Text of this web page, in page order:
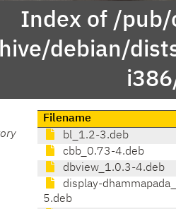
Index of /
debian/
Filename
bl_1.2-3.deb
cbb_0.73-4.deb
dbview_1.0.3-4.deb
display-
5.deb